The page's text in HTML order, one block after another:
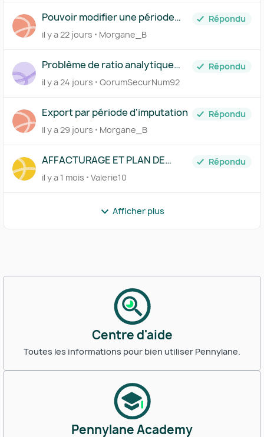
Pouvoir modifier une période
d'imputation
Répondu
il y a 22 jours
Morgane_B
Problème de ratio analytique
après saisie comptable
Répondu
il y a 24 jours
QorumSecurNum92
Export par période d'imputation
Répondu
il y a 29 jours
Morgane_B
AFFACTURAGE ET PLAN DE
TRESO
Répondu
il y a 1 mois
Valerie10
Afficher plus
Centre d'aide
Toutes les informations pour bien utiliser Pennylane.
Pennylane Academy